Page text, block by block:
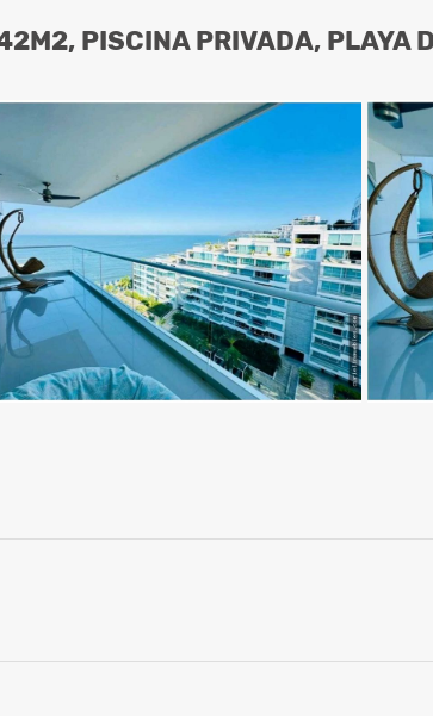
PISCINA PRIVADA, PLAYA